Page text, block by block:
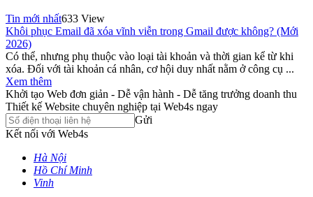
Tin mới nhất633 View
Khôi phục Email đã xóa vĩnh viễn trong Gmail được không? (Mới
2026)
Có thể, nhưng phụ thuộc vào loại tài khoản và thời gian kể từ khi
xóa. Đối với tài khoản cá nhân, cơ hội duy nhất nằm ở công cụ ...
Xem thêm
Khởi tạo Web đơn giản - Dễ vận hành - Dễ tăng trưởng doanh thu
Thiết kế Website chuyên nghiệp tại Web4s ngay
Gửi
Kết nối với Web4s
Hà Nội
Hồ Chí Minh
Vinh